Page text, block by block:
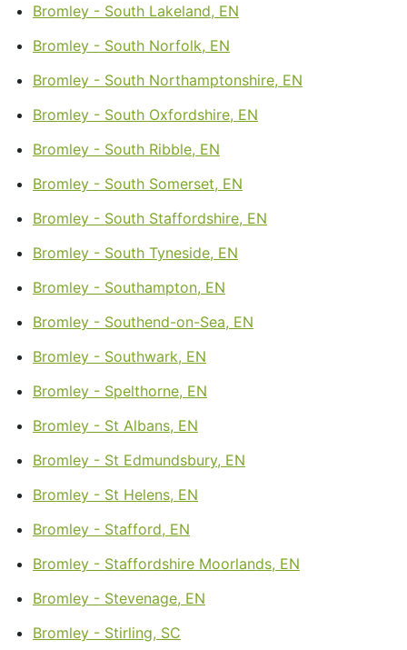
Bromley - South Lakeland, EN
Bromley - South Norfolk, EN
Bromley - South Northamptonshire, EN
Bromley - South Oxfordshire, EN
Bromley - South Ribble, EN
Bromley - South Somerset, EN
Bromley - South Staffordshire, EN
Bromley - South Tyneside, EN
Bromley - Southampton, EN
Bromley - Southend-on-Sea, EN
Bromley - Southwark, EN
Bromley - Spelthorne, EN
Bromley - St Albans, EN
Bromley - St Edmundsbury, EN
Bromley - St Helens, EN
Bromley - Stafford, EN
Bromley - Staffordshire Moorlands, EN
Bromley - Stevenage, EN
Bromley - Stirling, SC